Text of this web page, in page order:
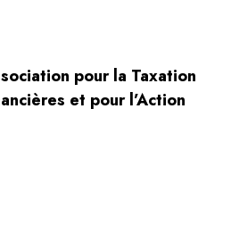
pour la Taxation
et pour l’Action